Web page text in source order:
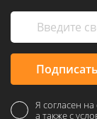
Я согласен
а также с